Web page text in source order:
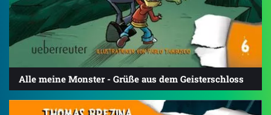
Alle meine Monster - Grüße aus dem Geisterschloss